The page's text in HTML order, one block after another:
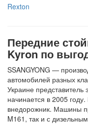
Rexton
Передние
Kyron по
SSANGYONG —
автомобилей разных
Украине представитель
начинается в 2005
внедорожник. Машины
M161, так и с